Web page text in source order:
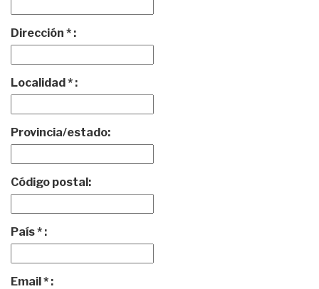
Dirección * :
Localidad * :
Provincia/estado:
Código postal:
País * :
Email * :